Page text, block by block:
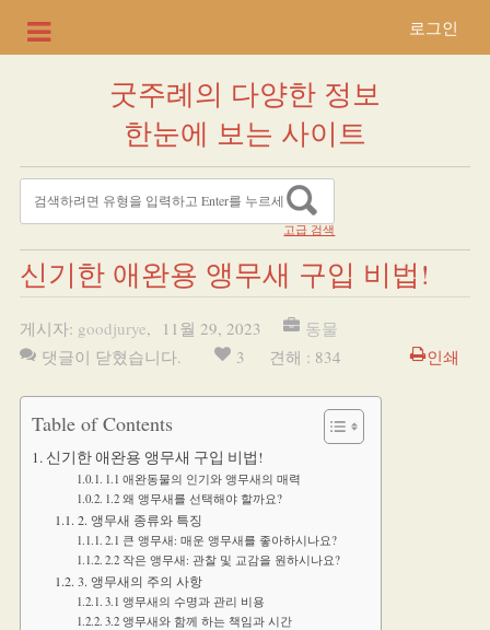
로그인
굿주례의 다양한 정보
한눈에 보는 사이트
고급 검색
신기한 애완용 앵무새 구입 비법!
게시자: goodjurye, 11월 29, 2023
동물
댓글이 닫혔습니다.
3 견해 : 834 인쇄
Table of Contents
신기한 애완용 앵무새 구입 비법!
1.1 애완동물의 인기와 앵무새의 매력
1.2 왜 앵무새를 선택해야 할까요?
2. 앵무새 종류와 특징
2.1 큰 앵무새: 매운 앵무새를 좋아하시나요?
2.2 작은 앵무새: 관찰 및 교감을 원하시나요?
3. 앵무새의 주의 사항
3.1 앵무새의 수명과 관리 비용
3.2 앵무새와 함께 하는 책임과 시간